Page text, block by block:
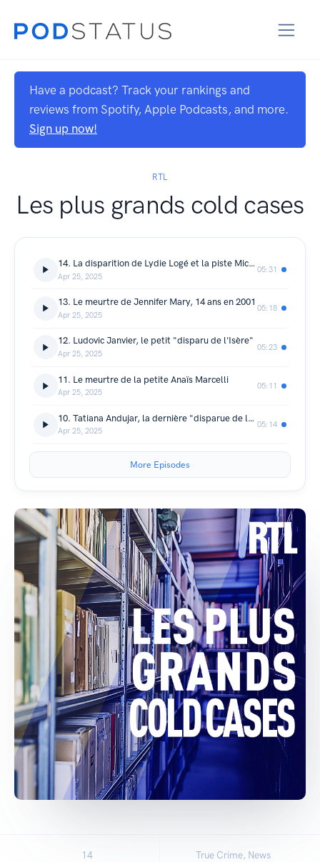
Have a podcast? Track your rankings and
reviews from Spotify, Apple Podcasts, and more.
Sign up now!
RTL
Les plus grands cold cases
14. La disparition de Lydie Logé et la piste Michel Fourniret
Apr 25, 2025
05:31
13. Le meurtre de Jennifer Mary, 14 ans en 2001
Apr 25, 2025
05:18
12. Ludovic Janvier, le petit "disparu de l'Isère"
Apr 25, 2025
05:23
11. Le meurtre de la petite Anaïs Marcelli
Apr 25, 2025
05:11
10. Tatiana Andujar, la dernière "disparue de la gare de Perpignan"
Apr 25, 2025
05:14
More Episodes
14 True Crime, News